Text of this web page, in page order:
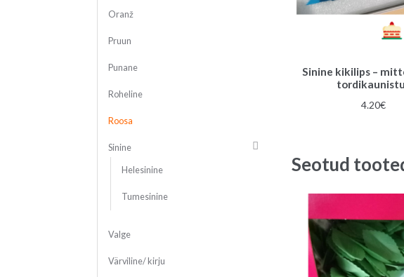
Sinine kikilips –
4.20€
Seotud
Oranž
Pruun
Punane
Roheline
Roosa
Sinine
Helesinine
Tumesinine
Valge
Värviline/ kirju